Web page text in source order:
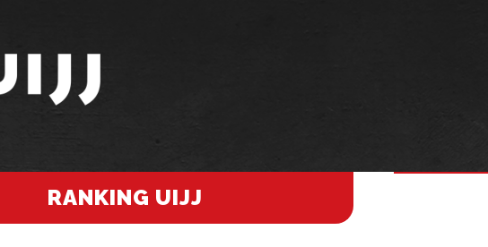
RANKING UIJJ